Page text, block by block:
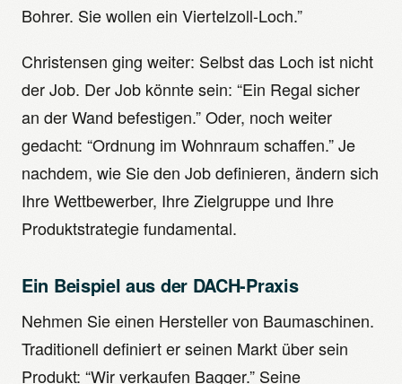
Bohrer. Sie wollen ein Viertelzoll-Loch.”
Christensen ging weiter: Selbst das Loch ist nicht
der Job. Der Job könnte sein: “Ein Regal sicher
an der Wand befestigen.” Oder, noch weiter
gedacht: “Ordnung im Wohnraum schaffen.” Je
nachdem, wie Sie den Job definieren, ändern sich
Ihre Wettbewerber, Ihre Zielgruppe und Ihre
Produktstrategie fundamental.
Ein Beispiel aus der DACH-Praxis
Nehmen Sie einen Hersteller von Baumaschinen.
Traditionell definiert er seinen Markt über sein
Produkt: “Wir verkaufen Bagger.” Seine